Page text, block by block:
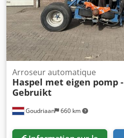
Goudriaan 660 km
Arroseur automatique
Haspel met eigen pomp -
Gebruikt